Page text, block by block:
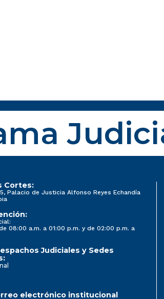
Cortes:
Palacio de Justicia Alfonso Reyes Echandía
08:00 a.m. a 01:00 p.m. y de 02:00 p.m. a
Judiciales y Sedes
electrónico institucional